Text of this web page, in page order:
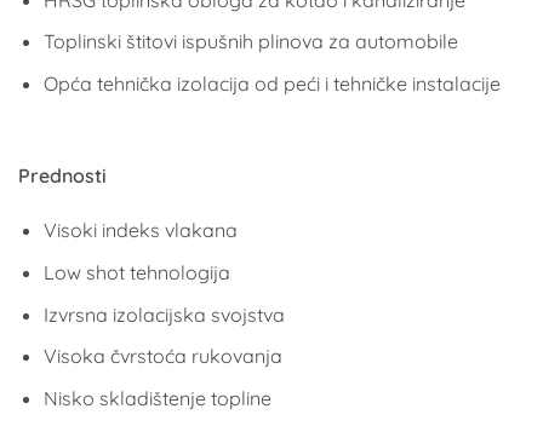
Toplinski štitovi ispušnih plinova za automobile
Opća tehnička izolacija od peći i tehničke instalacije
Prednosti
Visoki indeks vlakana
Low shot tehnologija
Izvrsna izolacijska svojstva
Visoka čvrstoća rukovanja
Nisko skladištenje topline